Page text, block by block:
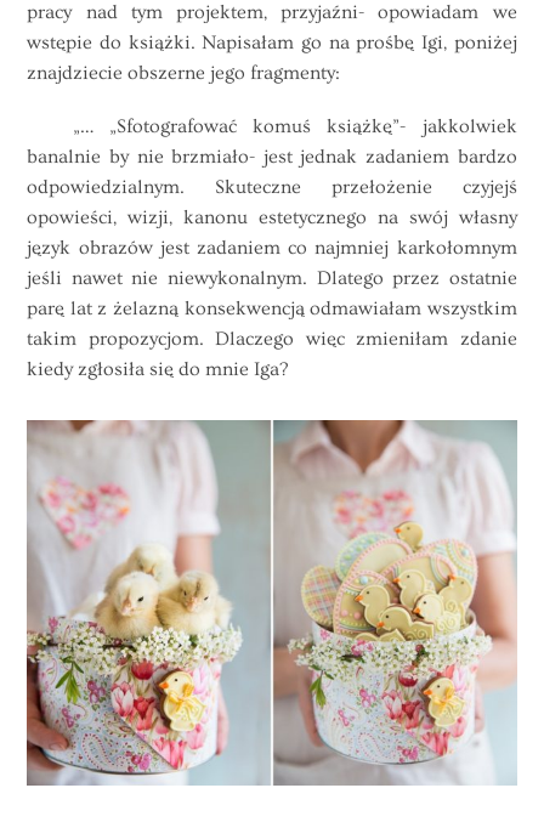
pracy nad tym projektem, przyjaźni- opowiadam we
wstępie do książki. Napisałam go na prośbę Igi, poniżej
znajdziecie obszerne jego fragmenty:
„… „Sfotografować komuś książkę”- jakkolwiek
banalnie by nie brzmiało- jest jednak zadaniem bardzo
odpowiedzialnym. Skuteczne przełożenie czyjejś
opowieści, wizji, kanonu estetycznego na swój własny
język obrazów jest zadaniem co najmniej karkołomnym
jeśli nawet nie niewykonalnym. Dlatego przez ostatnie
parę lat z żelazną konsekwencją odmawiałam wszystkim
takim propozycjom. Dlaczego więc zmieniłam zdanie
kiedy zgłosiła siędo mnie Iga?